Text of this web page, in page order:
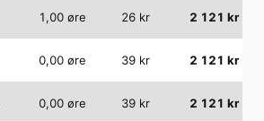
1,00 øre 26 kr 2 121 kr
0,00 øre 39 kr 2 121 kr
0,00 øre 39 kr 2 121 kr